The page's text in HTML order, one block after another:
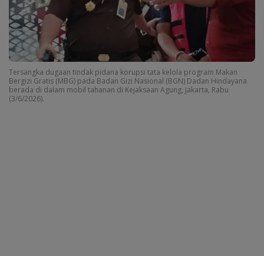
Tersangka dugaan tindak pidana korupsi tata kelola program Makan
Bergizi Gratis (MBG) pada Badan Gizi Nasional (BGN) Dadan Hindayana
berada di dalam mobil tahanan di Kejaksaan Agung, Jakarta, Rabu
(3/6/2026).